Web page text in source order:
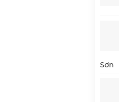
Sơn